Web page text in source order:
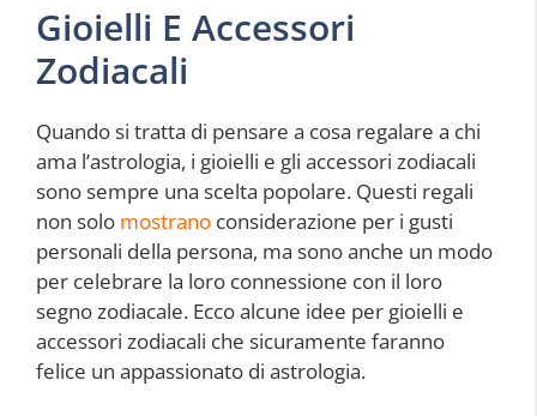
Gioielli E Accessori
Zodiacali
Quando si tratta di pensare a cosa regalare a chi
ama l’astrologia, i gioielli e gli accessori zodiacali
sono sempre una scelta popolare. Questi regali
non solo mostrano considerazione per i gusti
personali della persona, ma sono anche un modo
per celebrare la loro connessione con il loro
segno zodiacale. Ecco alcune idee per gioielli e
accessori zodiacali che sicuramente faranno
felice un appassionato di astrologia.